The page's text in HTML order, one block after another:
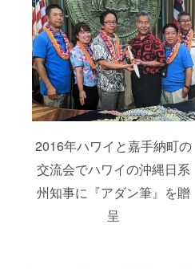
2016年ハワイと嘉手納町の
交流会でハワイの沖縄日系
州知事に『アダン筆』を贈
呈